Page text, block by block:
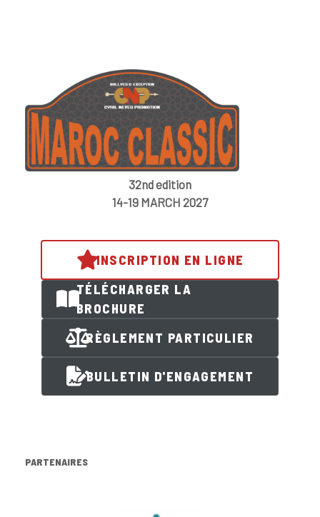
32nd edition
14-19 MARCH 2027
INSCRIPTION EN LIGNE
TÉLÉCHARGER LA
BROCHURE
RÈGLEMENT PARTICULIER
BULLETIN D'ENGAGEMENT
PARTENAIRES